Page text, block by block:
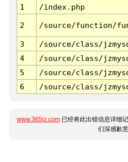
1
/index.php
2 /source/function/
3 /source/class/
4
/source/class/
5
/source/class/
6
/source/class/
www.365jz.com 已经将此出错信息详细
们深感歉